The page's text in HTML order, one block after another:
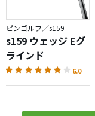
ピンゴルフ／s159
s159 ウェッジ Eグ
ラインド
6.0